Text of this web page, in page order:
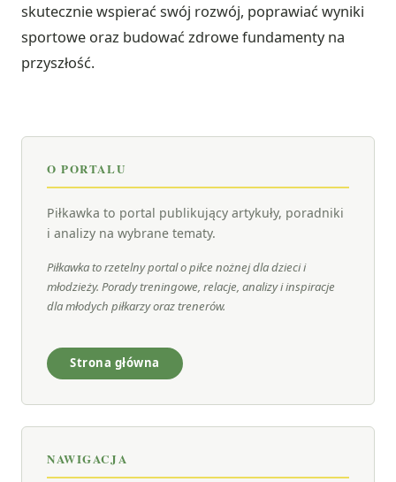
skutecznie wspierać swój rozwój, poprawiać wyniki
sportowe oraz budować zdrowe fundamenty na
przyszłość.
O PORTALU
Piłkawka to portal publikujący artykuły, poradniki
i analizy na wybrane tematy.
Piłkawka to rzetelny portal o piłce nożnej dla dzieci i
młodzieży. Porady treningowe, relacje, analizy i inspiracje
dla młodych piłkarzy oraz trenerów.
Strona główna
NAWIGACJA